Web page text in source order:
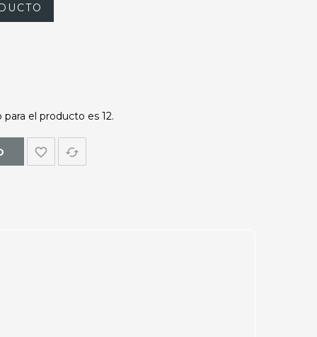
el producto es 12.
favorite_border cached